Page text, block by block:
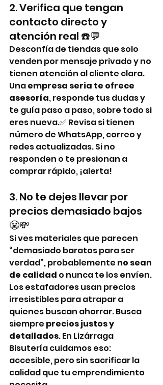
2. Verifica que tengan
contacto directo y
atención real ☎️💬
Desconfía de tiendas que solo
venden por mensaje privado y no
tienen atención al cliente clara.
Una empresa seria te ofrece
asesoría, responde tus dudas y
te guía paso a paso, sobre todo si
eres nueva.✅ Revisa si tienen
número de WhatsApp, correo y
redes actualizadas. Si no
responden o te presionan a
comprar rápido, ¡alerta!
3. No te dejes llevar por
precios demasiado bajos
😬💸
Si ves materiales que parecen
“demasiado baratos para ser
verdad”, probablemente no sean
de calidad o nunca te los envíen.
Los estafadores usan precios
irresistibles para atrapar a
quienes buscan ahorrar. Busca
siempre precios justos y
detallados. En Lizárraga
Bisutería cuidamos eso:
accesible, pero sin sacrificar la
calidad que tu emprendimiento